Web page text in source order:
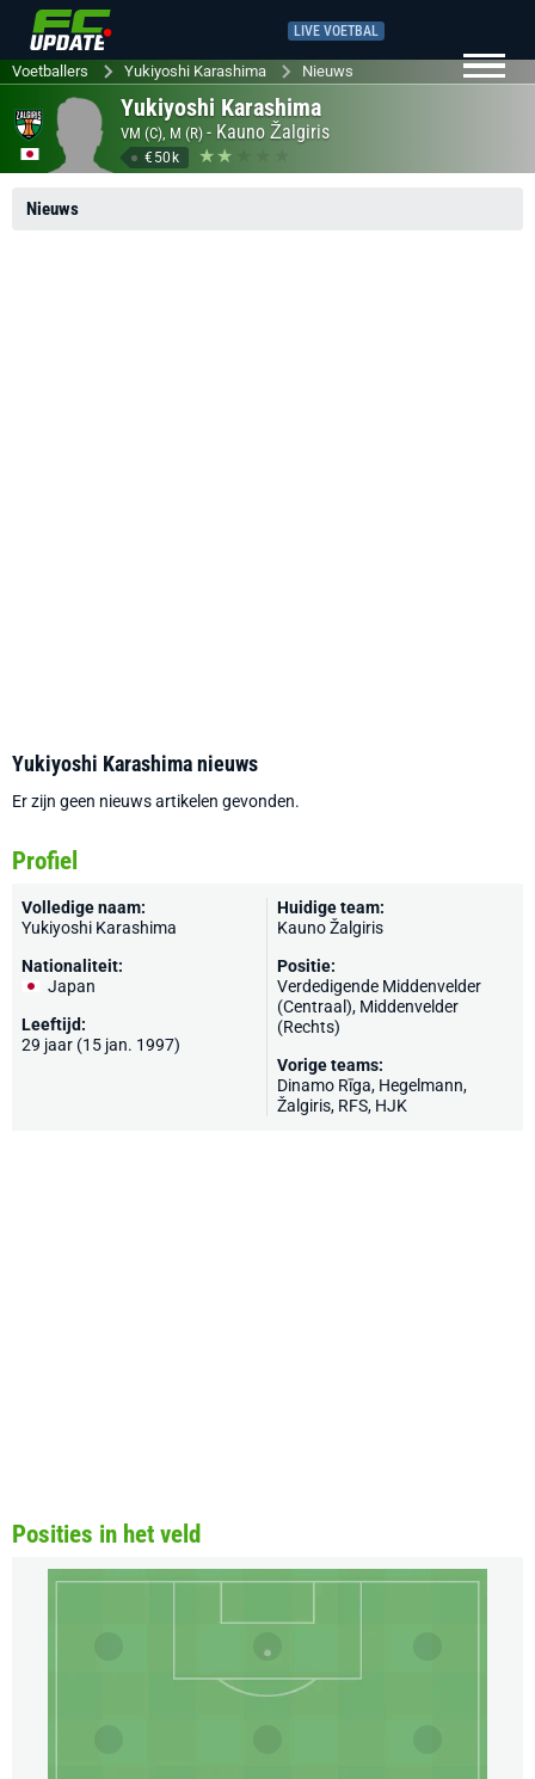
LIVE VOETBAL
Voetballers Yukiyoshi Karashima Nieuws
Yukiyoshi Karashima
VM (C), M (R) - Kauno Žalgiris
€50k
Nieuws
Yukiyoshi Karashima nieuws
Er zijn geen nieuws artikelen gevonden.
Profiel
Volledige naam:
Yukiyoshi Karashima
Nationaliteit:
Japan
Leeftijd:
29 jaar (15 jan. 1997)
Huidige team:
Kauno Žalgiris
Positie:
Verdedigende Middenvelder
(Centraal), Middenvelder
(Rechts)
Vorige teams:
Dinamo Rīga, Hegelmann,
Žalgiris, RFS, HJK
Posities in het veld